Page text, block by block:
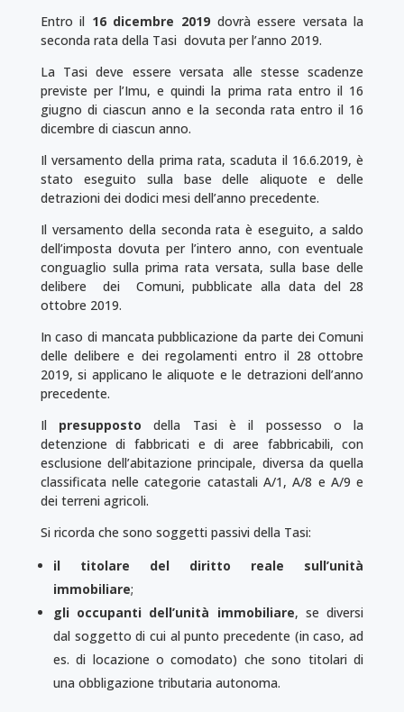
Entro il 16 dicembre 2019 dovrà essere versata la
seconda rata della Tasi dovuta per l’anno 2019.
La Tasi deve essere versata alle stesse scadenze
previste per l’Imu, e quindi la prima rata entro il 16
giugno di ciascun anno e la seconda rata entro il 16
dicembre di ciascun anno.
Il versamento della prima rata, scaduta il 16.6.2019, è
stato eseguito sulla base delle aliquote e delle
detrazioni dei dodici mesi dell’anno precedente.
Il versamento della seconda rata è eseguito, a saldo
dell’imposta dovuta per l’intero anno, con eventuale
conguaglio sulla prima rata versata, sulla base delle
delibere dei Comuni, pubblicate alla data del 28
ottobre 2019.
In caso di mancata pubblicazione da parte dei Comuni
delle delibere e dei regolamenti entro il 28 ottobre
2019, si applicano le aliquote e le detrazioni dell’anno
precedente.
Il presuppostodella Tasi è il possesso o la
detenzione di fabbricati e di aree fabbricabili, con
esclusione dell’abitazione principale, diversa da quella
classificata nelle categorie catastali A/1, A/8 e A/9 e
dei terreni agricoli.
Si ricorda che sono soggetti passivi della Tasi:
il titolare del diritto reale
sull’unità
immobiliare;
gli occupanti dell’unità immobiliare, se diversi
dal soggetto di cui al punto precedente (in caso, ad
es. di locazione o comodato) che sono titolari di
una obbligazione tributaria autonoma.